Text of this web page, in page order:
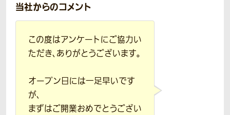
当社からのコメント
この度はアンケートにご協力い
ただき、ありがとうございます。
オープン日には一足早いです
が、
まずはご開業おめでとうござい